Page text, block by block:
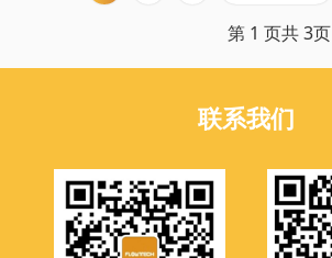
第 1 页共 3页
联系我们